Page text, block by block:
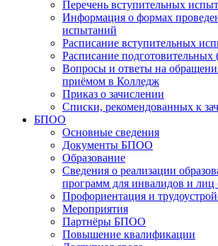
Перечень вступительных
Информация о формах
испытаний
Расписание вступительных
Расписание подготовительных
Вопросы и ответы на
приёмом в Колледж
Приказ о зачислении
Списки, рекомендованных к
БПОО
Основные сведения
Документы БПОО
Образование
Сведения о реализации
программ для инвалидов и
Профориентация и
Мероприятия
Партнёры БПОО
Повышение квалификации